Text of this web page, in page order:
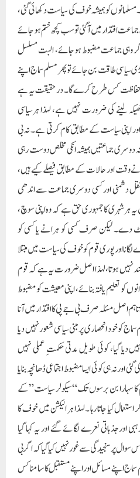
مسلمانوں کو ہمیشہ خوف کی سیاست دکھائی گئی،
جماعت اقتدار میں آگئی تو سب کچھ ختم ہو جائے
اگر وہی جماعت مضبوط ہوجائے، البت مسلسل
طاقت بن جائے تو پھر مسلم سماج اپنے
حفاظت کس طرح کرے گا۔ درحقیقت یہ ہے
لینے کی ضرورت نہیں ہے، لہذا ہرسیاسی
اپنی سیاست کے مطابق کام کرتی ہے۔ نہ بی
دوسری جماعتیں ہمیشہ انکی مخلص دوست رہی
وقت اور حالات کے مطابق فیصلے کیے ہیں،
دشمنی اور کسی دوسری جماعت سے اندھی
یہ ہر شہری کا جمہوری حق ہے کہ وہ اپنی سوچ،
دے۔ لیکن صرف کسی کو ہرانے یا کسی کو
اور پوری قوم کو خوف کی سیاست میں مبتلا
نہیں ہوتا، لہذا اصل ضرورت یہ ہے کہ قوم
کو تعلیم یافتہ بنائے، اپنی معیشت کو مضبوط
اصل مسئلہ صرف بی جے پی کا اقتدار میں آنا
کو خود انحصاری پرمبنی سیاسی شعور نہیں دیا
دیا گیا، کوئی طویل مدتی حکمتِ عملی نہیں
اور نہ ہی کوئی ایسا مضبوط اجتماعی ڈھانچہ بنایا
کا سہارا بن برسوں تک“سیکولر سیاست” کے
کیا جاتا رہا ۔لہذا ہر الیکشن میں خوف کا
اور جذباتی نعرے لگائے گئے اور یہ کہا گیا
پر سنجیدگی سے غور نہیں کیا گیا کہ اگر بی
اپنے مسائل اور اپنے مستقبل کا سامنا کس